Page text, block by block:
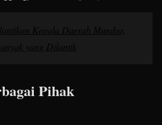
Kepala Daerah Mundur,
yang Dilantik
Pihak